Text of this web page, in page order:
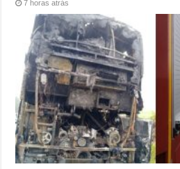
7 horas atrás